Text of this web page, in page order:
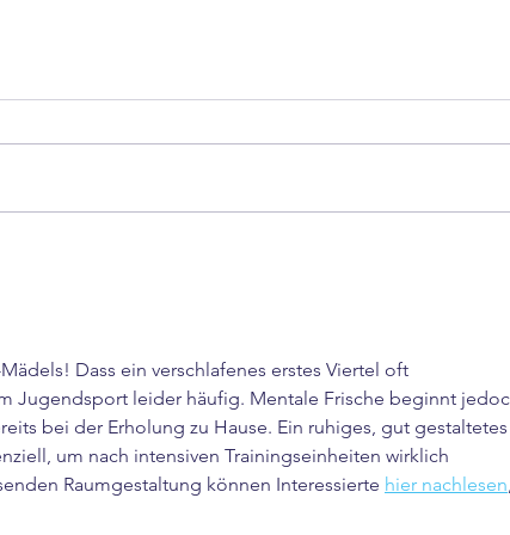
Dass ein verschlafenes erstes Viertel oft
Jugendsport leider häufig. Mentale Frische beginnt
bei der Erholung zu Hause. Ein ruhiges, gut gestaltetes
um nach intensiven Trainingseinheiten wirklich
Raumgestaltung können Interessierte hier nachlesen,